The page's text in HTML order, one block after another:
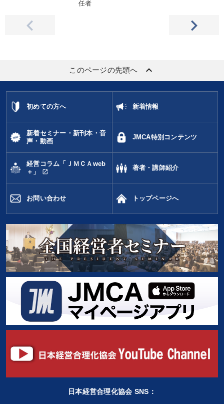
任者
このページの先頭へ keyboard_arrow_up
初めての方へ 新着情報
新着セミナー・新刊本・音
声・動画
JMCA特別コンテンツ
経営コラム「ＪＭＣＡweb
＋」
open_in_new
著者・講師紹介
お問い合わせ トップページへ
日本経営合理化協会 SNS：